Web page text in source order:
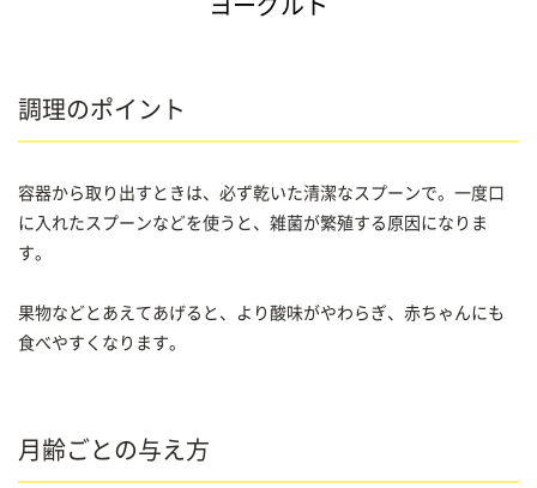
ヨーグルト
調理のポイント
容器から取り出すときは、必ず乾いた清潔なスプーンで。一度口
に入れたスプーンなどを使うと、雑菌が繁殖する原因になりま
す。
果物などとあえてあげると、より酸味がやわらぎ、赤ちゃんにも
食べやすくなります。
月齢ごとの与え方